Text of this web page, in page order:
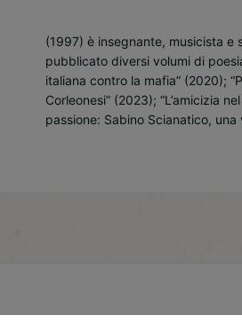
(1997) è insegnante, musicista e
pubblicato diversi volumi di
italiana contro la mafia” (2020);
Corleonesi” (2023); “L’amicizia
passione: Sabino Scianatico,